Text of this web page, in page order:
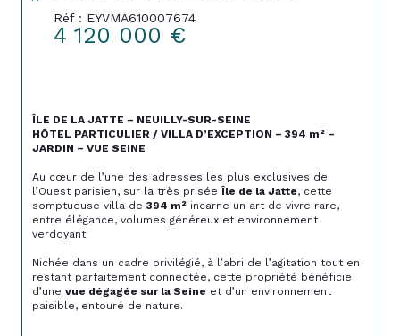
Réf : EYVMA610007674
4 120 000 €
ÎLE DE LA JATTE – NEUILLY-SUR-SEINE
HÔTEL PARTICULIER / VILLA D’EXCEPTION – 394 m² –
JARDIN – VUE SEINE
Au cœur de l’une des adresses les plus exclusives de
l’Ouest parisien, sur la très prisée Île de la Jatte, cette
somptueuse villa de 394 m² incarne un art de vivre rare,
entre élégance, volumes généreux et environnement
verdoyant.
Nichée dans un cadre privilégié, à l’abri de l’agitation tout en
restant parfaitement connectée, cette propriété bénéficie
d’une vue dégagée sur la Seine et d’un environnement
paisible, entouré de nature.